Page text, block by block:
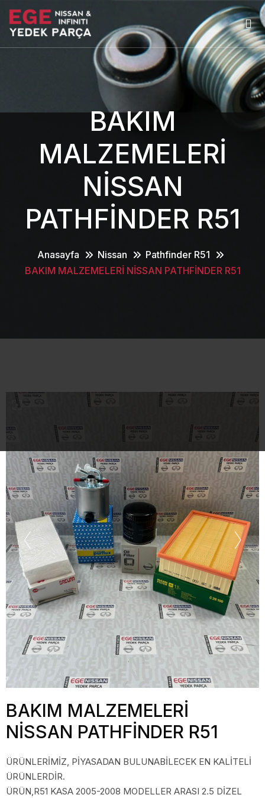
BAKIM
MALZEMELERİ
NİSSAN
PATHFİNDER R51
Anasayfa Nissan
Pathfinder R51
BAKIM MALZEMELERİ NİSSAN PATHFİNDER R51
BAKIM MALZEMELERİ
NİSSAN PATHFİNDER R51
ÜRÜNLERİMİZ, PİYASADAN BULUNABİLECEK EN KALİTELİ
ÜRÜNLERDİR.
ÜRÜN,R51 KASA 2005-2008 MODELLER ARASI 2.5 DİZEL